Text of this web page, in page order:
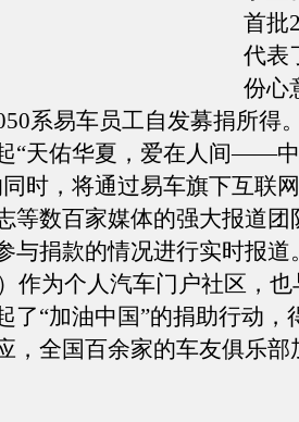
首批
代表
份心
系易车员工自发募捐所得
“天佑华夏，爱在人间——
时，将通过易车旗下互联
等数百家媒体的强大报道团
与捐款的情况进行实时报道
作为个人汽车门户社区，
了“加油中国”的捐助行动，
，全国百余家的车友俱乐部